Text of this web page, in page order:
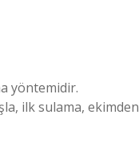
yöntemidir.
ilk sulama, ekimden